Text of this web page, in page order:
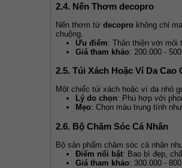
2.4. Nến Thơm decopro
Nến thơm từ decopro không chỉ
chuộng.
Ưu điểm: Thân thiện với môi
Giá tham khảo: 200.000 -
2.5. Túi Xách Hoặc Ví Da Cao
Một chiếc túi xách hoặc ví da nhỏ
Lý do chọn: Phù hợp với
Mẹo: Chọn màu trung tính
2.6. Bộ Chăm Sóc Cá Nhân
Bộ sản phẩm chăm sóc cá nhân
Điểm nổi bật: Bao bì đẹp,
Giá tham khảo: 300.000 -